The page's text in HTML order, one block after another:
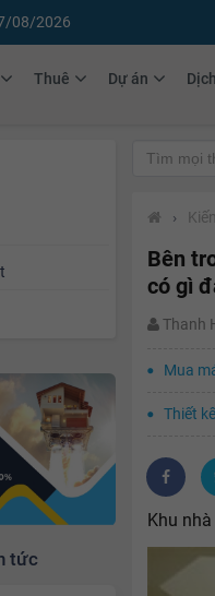
08/2026
Thuê Dự án
tức
›
Bên
có gì
Thanh
Mua
Thiết
Khu